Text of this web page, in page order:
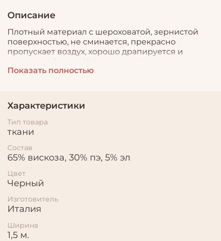
Описание
Плотный материал с шероховатой, зернистой
поверхностью, не сминается, прекрасно
пропускает воздух, хорошо драпируется и
сохраняет форму. Используют для пошива
легких костюмов, платьев, блузок, объемных
Показать полностью
Характеристики
Тип товара
ткани
Состав
65% вискоза, 30% пэ, 5% эл
Цвет
Черный
Изготовитель
Италия
Ширина
1,5 м.